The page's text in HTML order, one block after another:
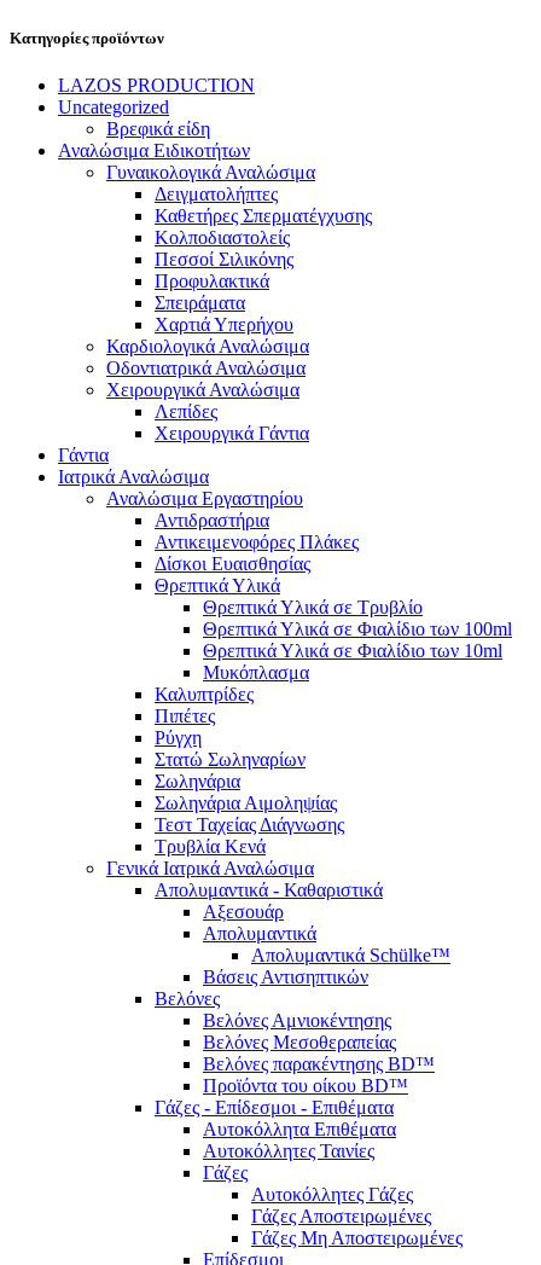
Κατηγορίες προϊόντων
LAZOS PRODUCTION
Uncategorized
Βρεφικά είδη
Αναλώσιμα Ειδικοτήτων
Γυναικολογικά Αναλώσιμα
Δειγματολήπτες
Καθετήρες Σπερματέγχυσης
Κολποδιαστολείς
Πεσσοί Σιλικόνης
Προφυλακτικά
Σπειράματα
Χαρτιά Υπερήχου
Καρδιολογικά Αναλώσιμα
Οδοντιατρικά Αναλώσιμα
Χειρουργικά Αναλώσιμα
Λεπίδες
Χειρουργικά Γάντια
Γάντια
Ιατρικά Αναλώσιμα
Αναλώσιμα Εργαστηρίου
Αντιδραστήρια
Αντικειμενοφόρες Πλάκες
Δίσκοι Ευαισθησίας
Θρεπτικά Υλικά
Θρεπτικά Υλικά σε Τρυβλίο
Θρεπτικά Υλικά σε Φιαλίδιο των 100ml
Θρεπτικά Υλικά σε Φιαλίδιο των 10ml
Μυκόπλασμα
Καλυπτρίδες
Πιπέτες
Ρύγχη
Στατώ Σωληναρίων
Σωληνάρια
Σωληνάρια Αιμοληψίας
Τεστ Ταχείας Διάγνωσης
Τρυβλία Κενά
Γενικά Ιατρικά Αναλώσιμα
Απολυμαντικά - Καθαριστικά
Αξεσουάρ
Απολυμαντικά
Απολυμαντικά Schülke™
Βάσεις Αντισηπτικών
Βελόνες
Βελόνες Αμνιοκέντησης
Βελόνες Μεσοθεραπείας
Βελόνες παρακέντησης BD™
Προϊόντα του οίκου BD™
Γάζες - Επίδεσμοι - Επιθέματα
Αυτοκόλλητα Επιθέματα
Αυτοκόλλητες Ταινίες
Γάζες
Αυτοκόλλητες Γάζες
Γάζες Αποστειρωμένες
Γάζες Μη Αποστειρωμένες
Επίδεσμοι